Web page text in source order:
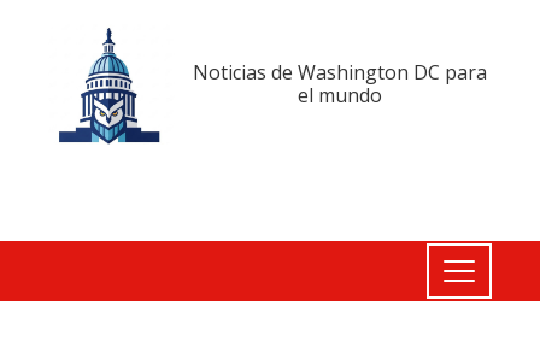
Noticias de Washington DC para
el mundo